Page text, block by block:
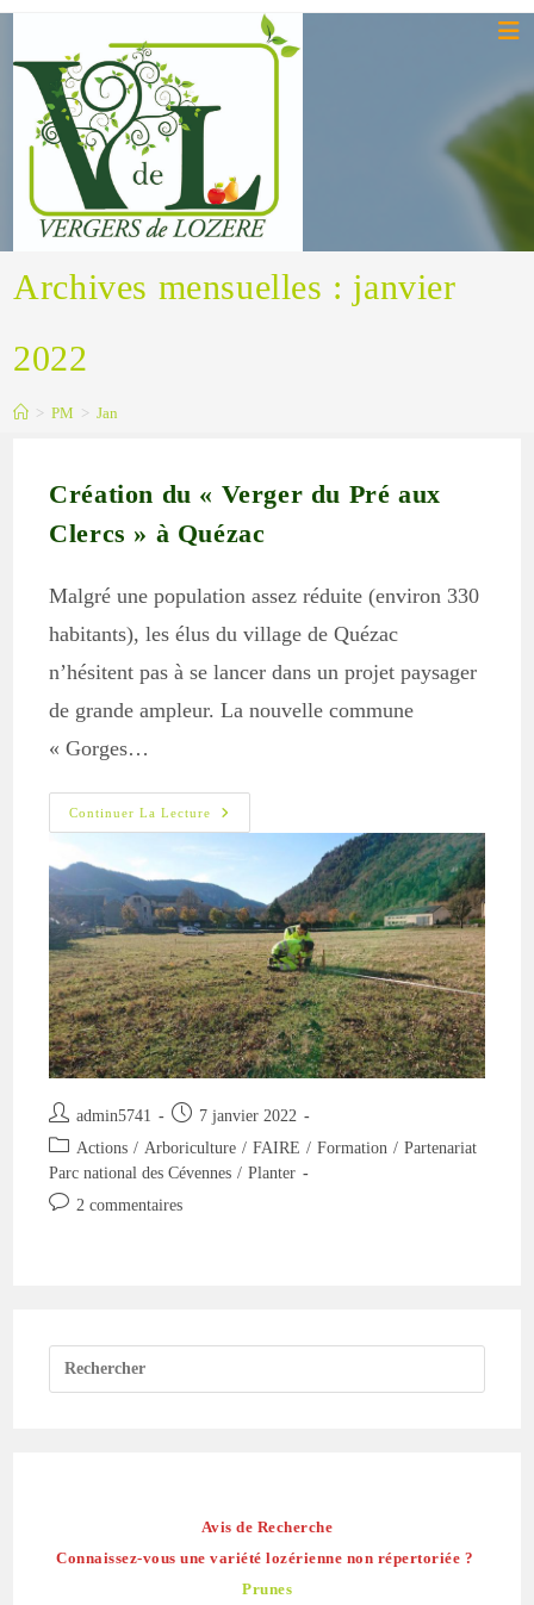
Skip
content
Archives mensuelles : janvier
2022
> PM > Jan
Création du « Verger du Pré aux
Clercs » à Quézac
Malgré une population assez réduite (environ 330
habitants), les élus du village de Quézac
n’hésitent pas à se lancer dans un projet paysager
de grande ampleur. La nouvelle commune
« Gorges…
Continuer La Lecture
Création
Du
Pré
Aux
Clercs »
À
Quézac
Auteur/autrice
de
la
admin5741
Publication
publiée :
7 janvier 2022
Post
category:
Actions / Arboriculture / FAIRE / Formation / Partenariat
Parc national des Cévennes / Planter
Commentaires
2 commentaires
Avis de Recherche
Connaissez-vous une variété lozérienne non répertoriée ?
Prunes